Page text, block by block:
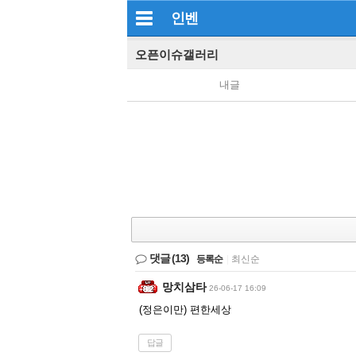
인벤
오픈이슈갤러리
내글
댓글(13) 등록순 최신순
망치삼타 26-06-17 16:09
(정은이만) 편한세상
답글